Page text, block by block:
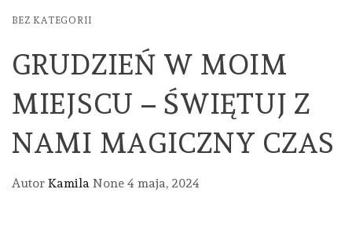
BEZ KATEGORII
GRUDZIEŃ W MOIM
MIEJSCU – ŚWIĘTUJ Z
NAMI MAGICZNY CZAS
Autor Kamila None 4 maja, 2024